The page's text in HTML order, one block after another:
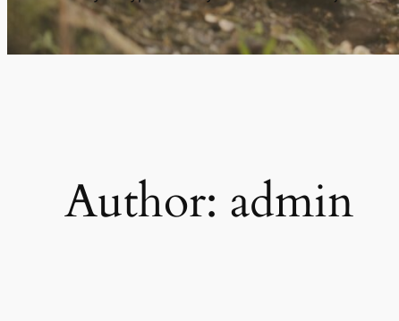
Author: admin